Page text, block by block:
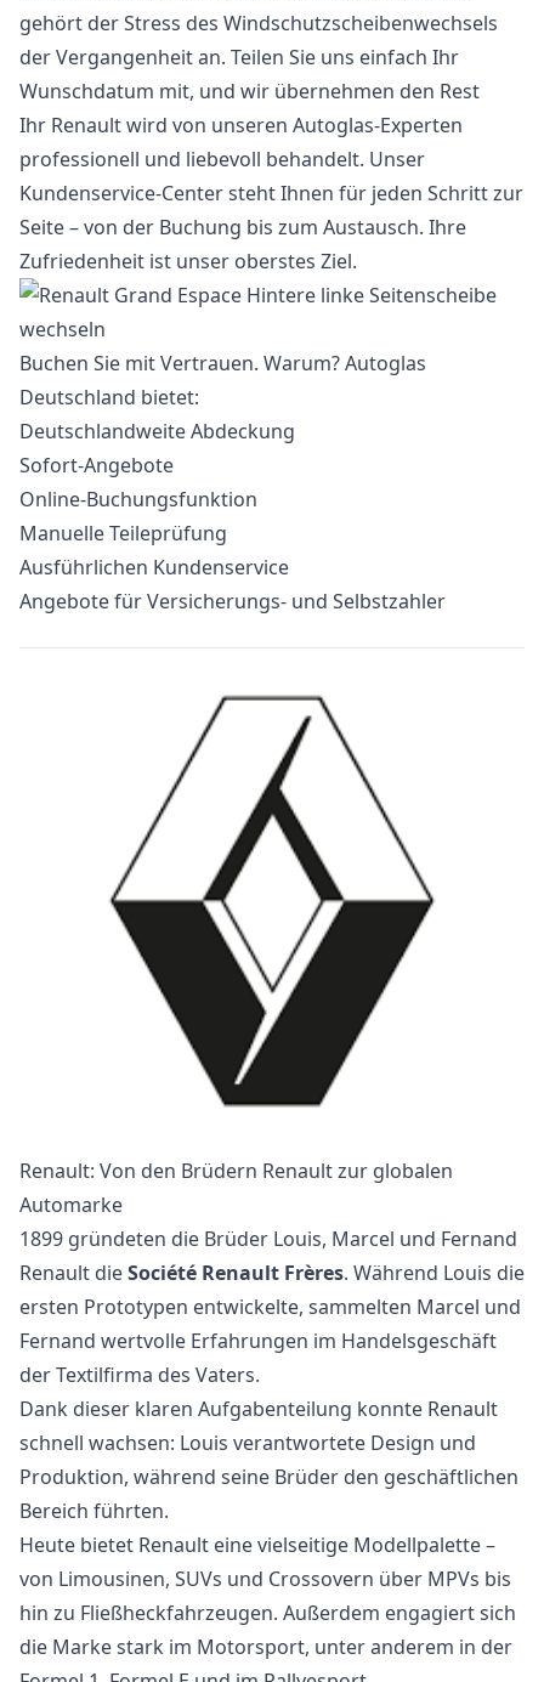
gehört der Stress des Windschutzscheibenwechsels
der Vergangenheit an. Teilen Sie uns einfach Ihr
Wunschdatum mit, und wir übernehmen den Rest
Ihr Renault wird von unseren Autoglas-Experten
professionell und liebevoll behandelt. Unser
Kundenservice-Center steht Ihnen für jeden Schritt zur
Seite – von der Buchung bis zum Austausch. Ihre
Zufriedenheit ist unser oberstes Ziel.
Buchen Sie mit Vertrauen. Warum? Autoglas
Deutschland bietet:
Deutschlandweite Abdeckung
Sofort-Angebote
Online-Buchungsfunktion
Manuelle Teileprüfung
Ausführlichen Kundenservice
Angebote für Versicherungs- und Selbstzahler
Renault: Von den Brüdern Renault zur globalen
Automarke
1899 gründeten die Brüder Louis, Marcel und Fernand
Renault dieSociété Renault Frères. Während Louis die
ersten Prototypen entwickelte, sammelten Marcel und
Fernand wertvolle Erfahrungen im Handelsgeschäft
der Textilfirma des Vaters.
Dank dieser klaren Aufgabenteilung konnte Renault
schnell wachsen: Louis verantwortete Design und
Produktion, während seine Brüder den geschäftlichen
Bereich führten.
Heute bietet Renault eine vielseitige Modellpalette –
von Limousinen, SUVs und Crossovern über MPVs bis
hin zu Fließheckfahrzeugen. Außerdem engagiert sich
die Marke stark im Motorsport, unter anderem in der